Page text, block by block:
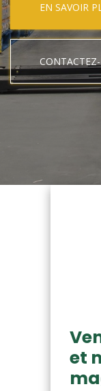
EN SAVOIR
et